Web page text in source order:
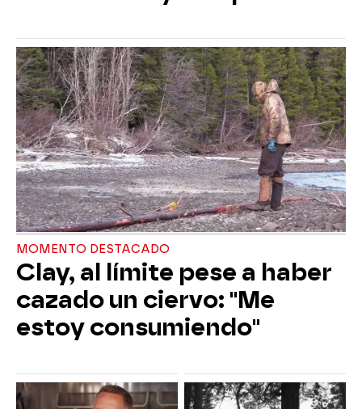
MOMENTO DESTACADO
Clay, al límite pese a haber
cazado un ciervo: "Me
estoy consumiendo"